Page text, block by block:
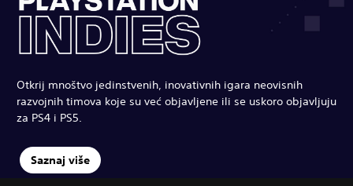
Otkrij mnoštvo jedinstvenih, inovativnih igara neovisnih
razvojnih timova koje su već objavljene ili se uskoro objavljuju
za PS4 i PS5.
Saznaj više